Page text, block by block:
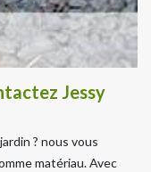
Jessy
? nous vous
matériau. Avec